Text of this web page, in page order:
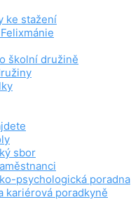
ke stažení
školní družině
sbor
psychologická poradna
kariérová poradkyně